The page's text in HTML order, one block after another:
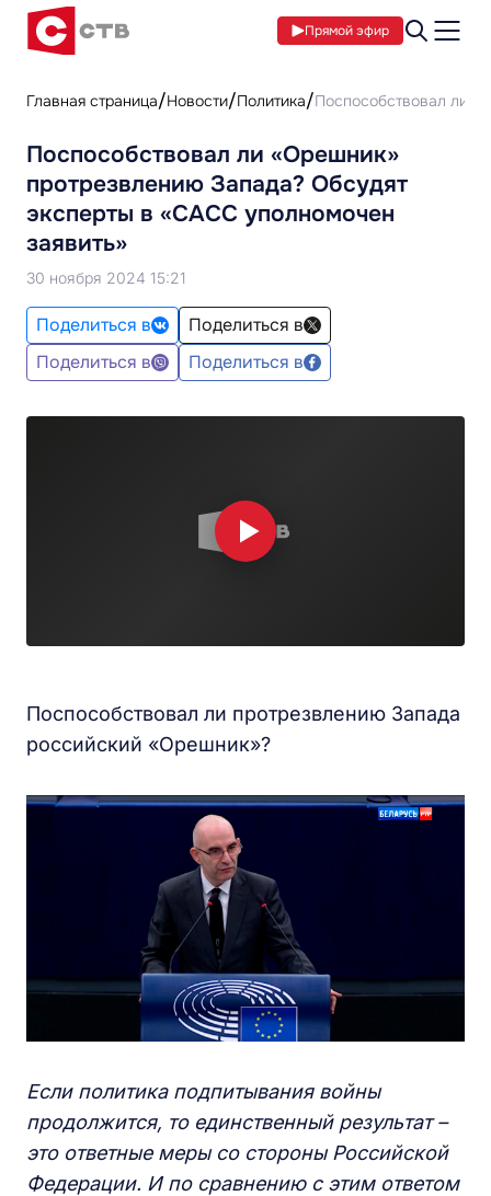
Прямой эфир
Главная страница Новости Политика Поспособствовал ли
Поспособствовал ли «Орешник»
протрезвлению Запада? Обсудят
эксперты в «САСС уполномочен
заявить»
30 ноября 2024 15:21
Поделиться в
Поделиться в
Поделиться в
Поделиться в
Поспособствовал ли протрезвлению Запада
российский «Орешник»?
Если политика подпитывания войны
продолжится, то единственный результат –
это ответные меры со стороны Российской
Федерации. И по сравнению с этим ответом